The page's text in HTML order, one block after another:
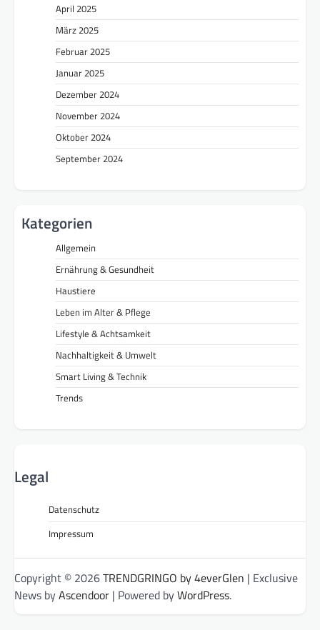
April 2025
März 2025
Februar 2025
Januar 2025
Dezember 2024
November 2024
Oktober 2024
September 2024
Kategorien
Allgemein
Ernährung & Gesundheit
Haustiere
Leben im Alter & Pflege
Lifestyle & Achtsamkeit
Nachhaltigkeit & Umwelt
Smart Living & Technik
Trends
Legal
Datenschutz
Impressum
Copyright © 2026TRENDGRINGO by 4everGlen | Exclusive
News byAscendoor | Powered byWordPress.